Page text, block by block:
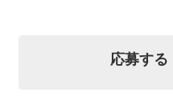
応募する